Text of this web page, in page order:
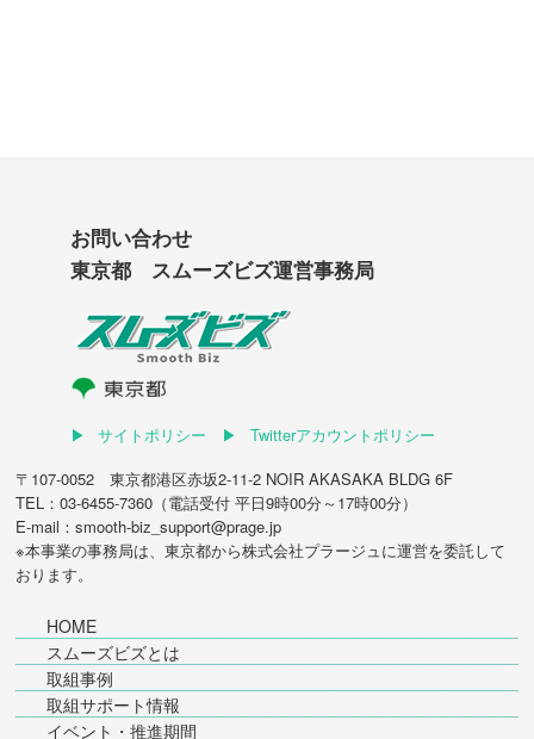
お問い合わせ
東京都 スムーズビズ運営事務局
サイトポリシー
Twitterアカウントポリシー
〒107-0052 東京都港区赤坂2-11-2 NOIR AKASAKA BLDG 6F
TEL：03-6455-7360（電話受付 平日9時00分～17時00分）
E-mail：smooth-biz_support@prage.jp
※本事業の事務局は、東京都から株式会社プラージュに運営を委託して
おります。
HOME
スムーズビズとは
取組事例
取組サポート情報
イベント・推進期間